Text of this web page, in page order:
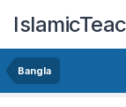
Bangla